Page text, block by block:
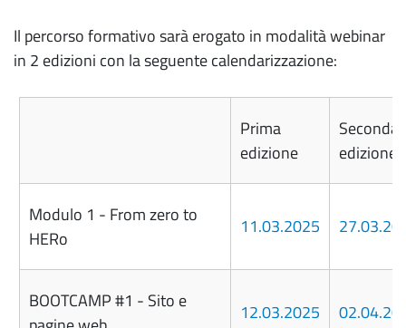
Il percorso formativo sarà erogato in modalità webinar
in 2 edizioni con la seguente calendarizzazione:
Prima
edizione
Seconda
edizione
Modulo 1 - From zero to
HERo
11.03.2025
BOOTCAMP #1 - Sito e
12.03.2025